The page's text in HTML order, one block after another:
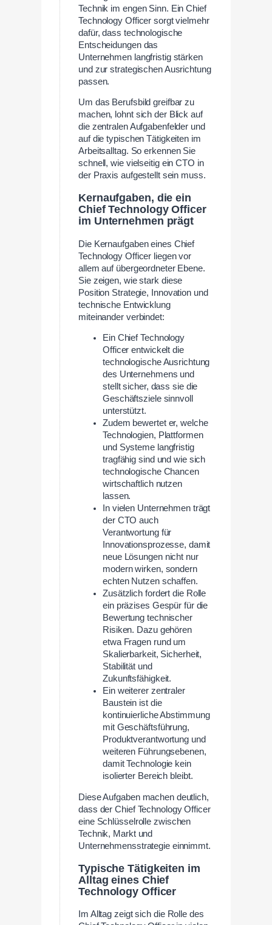
Technik im engen Sinn. Ein Chief
Technology Officer sorgt vielmehr
dafür, dass technologische
Entscheidungen das
Unternehmen langfristig stärken
und zur strategischen Ausrichtung
passen.
Um das Berufsbild greifbar zu
machen, lohnt sich der Blick auf
die zentralen Aufgabenfelder und
auf die typischen Tätigkeiten im
Arbeitsalltag. So erkennen Sie
schnell, wie vielseitig ein CTO in
der Praxis aufgestellt sein muss.
Kernaufgaben, die ein
Chief Technology Officer
im Unternehmen prägt
Die Kernaufgaben eines Chief
Technology Officer liegen vor
allem auf übergeordneter Ebene.
Sie zeigen, wie stark diese
Position Strategie, Innovation und
technische Entwicklung
miteinander verbindet:
Ein Chief Technology
Officer entwickelt die
technologische Ausrichtung
des Unternehmens und
stellt sicher, dass sie die
Geschäftsziele sinnvoll
unterstützt.
Zudem bewertet er, welche
Technologien, Plattformen
und Systeme langfristig
tragfähig sind und wie sich
technologische Chancen
wirtschaftlich nutzen
lassen.
In vielen Unternehmen trägt
der CTO auch
Verantwortung für
Innovationsprozesse, damit
neue Lösungen nicht nur
modern wirken, sondern
echten Nutzen schaffen.
Zusätzlich fordert die Rolle
ein präzises Gespür für die
Bewertung technischer
Risiken. Dazu gehören
etwa Fragen rund um
Skalierbarkeit, Sicherheit,
Stabilität und
Zukunftsfähigkeit.
Ein weiterer zentraler
Baustein ist die
kontinuierliche Abstimmung
mit Geschäftsführung,
Produktverantwortung und
weiteren Führungsebenen,
damit Technologie kein
isolierter Bereich bleibt.
Diese Aufgaben machen deutlich,
dass der Chief Technology Officer
eine Schlüsselrolle zwischen
Technik, Markt und
Unternehmensstrategie einnimmt.
Typische Tätigkeiten im
Alltag eines Chief
Technology Officer
Im Alltag zeigt sich die Rolle des